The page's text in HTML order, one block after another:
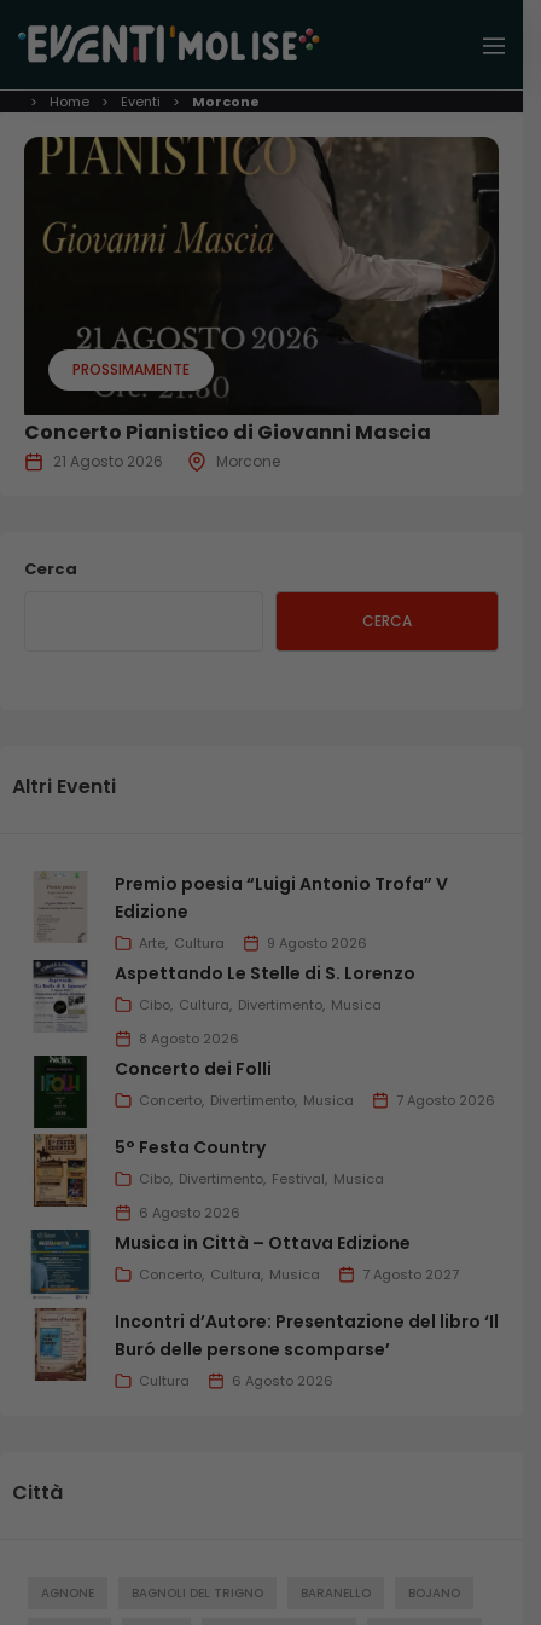
Home Eventi Morcone
PROSSIMAMENTE
Concerto Pianistico di Giovanni Mascia
21 Agosto 2026 Morcone
Cerca
CERCA
Altri Eventi
Premio poesia “Luigi Antonio Trofa” V
Edizione
Arte Cultura 9 Agosto 2026
Aspettando Le Stelle di S. Lorenzo
Cibo Cultura Divertimento Musica
8 Agosto 2026
Concerto dei Folli
Concerto Divertimento Musica 7 Agosto 2026
5° Festa Country
Cibo Divertimento Festival Musica
6 Agosto 2026
Musica in Città – Ottava Edizione
Concerto Cultura Musica 7 Agosto 2027
Incontri d’Autore: Presentazione del libro ‘Il
Buró delle persone scomparse’
Cultura 6 Agosto 2026
Città
AGNONE BAGNOLI DEL TRIGNO BARANELLO BOJANO